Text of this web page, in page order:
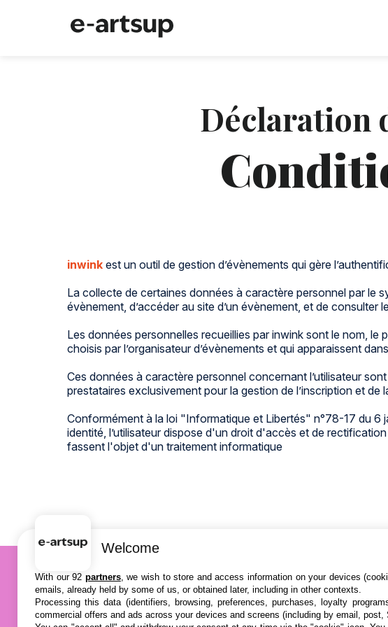
Déclaration
inwinkest un outil de gestion d’évènements qui gère
La collecte de certaines données à caractère personnel par le
évènement, d’accéder au site d’un évènement, et de consulter
Les données personnelles recueillies par inwink sont le nom,
choisis par l’organisateur d’évènements et qui apparaissent
Ces données à caractère personnel concernant l’utilisateur
prestataires exclusivement pour la gestion de l’inscription et de
Conformément à la loi "Informatique et Libertés" n°78-17 du
identité, l’utilisateur dispose d'un droit d'accès et de
fassent l'objet d'un traitement informatique
Welcome
With our 92 partners, we wish to store and access information on your devices
emails, already held by some of us, or obtained later, including in other contexts.
Processing this data (identifiers, browsing, preferences, purchases, loyalty
commercial offers and ads across your devices and screens (including by email,